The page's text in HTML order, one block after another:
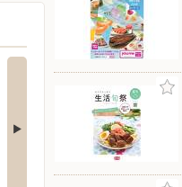
夏の贈り物2026_